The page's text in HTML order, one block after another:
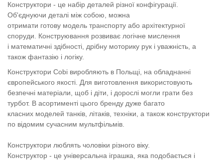
Конструктори - це набір деталей різної конфігурації.
Об'єднуючи деталі між собою, можна
отримати готову модель транспорту або архітектурної
споруди. Конструювання розвиває логічне мислення
і математичні здібності, дрібну моторику рук і уважність, а
також фантазію і логіку.
Конструктори Cobi виробляють в Польщі, на обладнанні
європейського якості. Для виготовлення використовують
безпечні матеріали, щоб і діти, і дорослі могли грати без
турбот. В асортименті цього бренду дуже багато
класних моделей танків, літаків, техніки, а також конструктори
по відомим сучасним мультфільмів.
Конструктори люблять чоловіки різного віку.
Конструктор - це універсальна іграшка, яка подобається і